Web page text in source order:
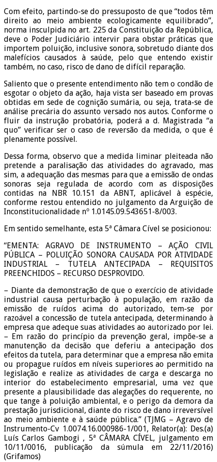
Com efeito, partindo-se do pressuposto de que “todos têm
direito ao meio ambiente ecologicamente equilibrado”,
norma insculpida no art. 225 da Constituição da República,
deve o Poder Judiciário intervir para obstar práticas que
importem poluição, inclusive sonora, sobretudo diante dos
malefícios causados à saúde, pelo que entendo existir
também, no caso, risco de dano de difícil reparação.
Saliento que o presente entendimento não tem o condão de
esgotar o objeto da ação, haja vista ser baseado em provas
obtidas em sede de cognição sumária, ou seja, trata-se de
análise precária do assunto versado nos autos. Conforme o
fluir da instrução probatória, poderá a d. Magistrada “a
quo” verificar ser o caso de reversão da medida, o que é
plenamente possível.
Dessa forma, observo que a medida liminar pleiteada não
pretende a paralisação das atividades do agravado, mas
sim, a adequação das mesmas para que a emissão de ondas
sonoras seja regulada de acordo com as disposições
contidas na NBR 10.151 da ABNT, aplicável à espécie,
conforme restou entendido no julgamento da Arguição de
Inconstitucionalidade nº 1.0145.09.543651-8/003.
Em sentido semelhante, esta 5ª Câmara Cível se posicionou:
“EMENTA: AGRAVO DE INSTRUMENTO – AÇÃO CIVIL
PÚBLICA – POLUIÇÃO SONORA CAUSADA POR ATIVIDADE
INDUSTRIAL – TUTELA ANTECIPADA – REQUISITOS
PREENCHIDOS – RECURSO DESPROVIDO.
– Diante da demonstração de que o exercício de atividade
industrial causa perturbação à população, em razão da
emissão de ruídos acima do autorizado, tem-se por
razoável a concessão de tutela antecipada, determinando à
empresa que adeque suas atividades ao autorizado por lei.
– Em razão do princípio da prevenção geral, impõe-se a
manutenção da decisão que deferiu a antecipação dos
efeitos da tutela, para determinar que a empresa não emita
ou propague ruídos em níveis superiores ao permitido na
legislação e realize as atividades de carga e descarga no
interior do estabelecimento empresarial, uma vez que
presente a plausibilidade das alegações do requerente, no
que tange à poluição ambiental, e o perigo da demora da
prestação jurisdicional, diante do risco de dano irreversível
ao meio ambiente e à saúde pública.” (TJMG – Agravo de
Instrumento-Cv 1.0074.16.000986-1/001, Relator(a): Des.(a)
Luís Carlos Gambogi , 5ª CÂMARA CÍVEL, julgamento em
10/11/0016, publicação da súmula em 22/11/2016)
(Grifamos)